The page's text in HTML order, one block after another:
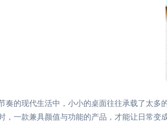
奏的现代生活中，小小的桌面往往承载了太
，一款兼具颜值与功能的产品，才能让日常变